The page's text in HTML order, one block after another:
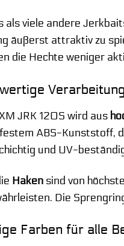
als viele andere
äußerst attraktiv zu
die Hechte weniger
JRK 120S wird aus
ABS-Kunststoff,
und UV-
Hakensind von
Die
Farben für alle